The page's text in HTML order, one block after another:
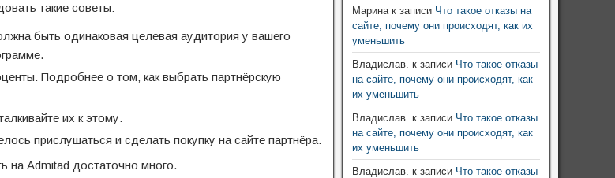
такие советы:
быть одинаковая целевая аудитория у вашего
Подробнее о том, как выбрать партнёрскую
их к этому.
прислушаться и сделать покупку на сайте партнёра.
на Admitad достаточно много.
Маринак записи Что такое отказы на
сайте, почему они происходят, как их
уменьшить
Владислав. к записи Что такое отказы
на сайте, почему они происходят, как
их уменьшить
Владислав. к записи Что такое отказы
на сайте, почему они происходят, как
их уменьшить
Владислав. к записи Что такое отказы